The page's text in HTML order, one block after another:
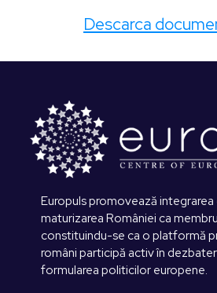
Descarca
Europuls promovează integrarea
maturizarea României ca
constituindu-se ca o platformă
români participă activ în
formularea politicilor europene.